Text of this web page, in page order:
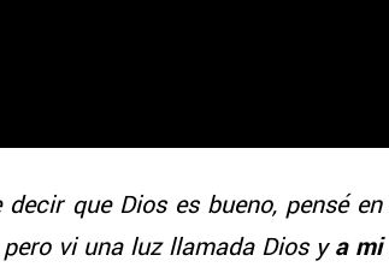
decir que Dios es bueno, pensé
pero vi una luz llamada Dios ya mi